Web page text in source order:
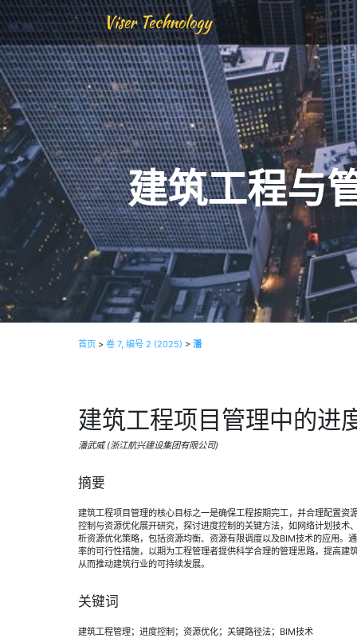
Viser Technology
建筑工程与
首页 > 卷 7, 编号 2 (2025) > 潘
建筑工程项目管理中的进
潘武威 (浙江航兴建设集团有限公司)
摘要
建筑工程项目管理的核心目标之一是确保工程按期完工，并合理配置资
控制与资源优化展开研究，探讨进度控制的关键方法，如网络计划技术
析资源优化策略，包括资源均衡、资源有限调度以及BIM技术的应用。
率的可行性措施，以期为工程管理者提供科学合理的管理思路，提高建
从而推动建筑行业的可持续发展。
关键词
建筑工程管理；进度控制；资源优化；关键路径法；BIM技术